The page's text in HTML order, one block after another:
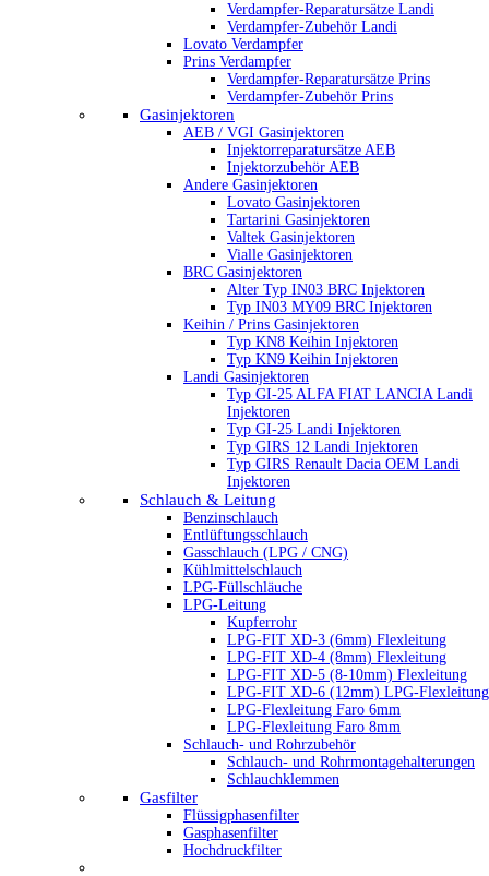
Verdampfer-Reparatursätze Landi
Verdampfer-Zubehör Landi
Lovato Verdampfer
Prins Verdampfer
Verdampfer-Reparatursätze Prins
Verdampfer-Zubehör Prins
Gasinjektoren
AEB / VGI Gasinjektoren
Injektorreparatursätze AEB
Injektorzubehör AEB
Andere Gasinjektoren
Lovato Gasinjektoren
Tartarini Gasinjektoren
Valtek Gasinjektoren
Vialle Gasinjektoren
BRC Gasinjektoren
Alter Typ IN03 BRC Injektoren
Typ IN03 MY09 BRC Injektoren
Keihin / Prins Gasinjektoren
Typ KN8 Keihin Injektoren
Typ KN9 Keihin Injektoren
Landi Gasinjektoren
Typ GI-25 ALFA FIAT LANCIA Landi
Injektoren
Typ GI-25 Landi Injektoren
Typ GIRS 12 Landi Injektoren
Typ GIRS Renault Dacia OEM Landi
Injektoren
Schlauch & Leitung
Benzinschlauch
Entlüftungsschlauch
Gasschlauch (LPG / CNG)
Kühlmittelschlauch
LPG-Füllschläuche
LPG-Leitung
Kupferrohr
LPG-FIT XD-3 (6mm) Flexleitung
LPG-FIT XD-4 (8mm) Flexleitung
LPG-FIT XD-5 (8-10mm) Flexleitung
LPG-FIT XD-6 (12mm) LPG-Flexleitung
LPG-Flexleitung Faro 6mm
LPG-Flexleitung Faro 8mm
Schlauch- und Rohrzubehör
Schlauch- und Rohrmontagehalterungen
Schlauchklemmen
Gasfilter
Flüssigphasenfilter
Gasphasenfilter
Hochdruckfilter